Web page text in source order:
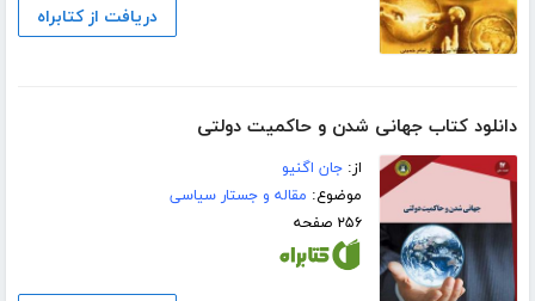
دریافت از کتابراه
دانلود کتاب جهانی شدن و حاکمیت دولتی
از:جان اگنیو
موضوع: مقاله و جستار سیاسی
۲۵۶ صفحه